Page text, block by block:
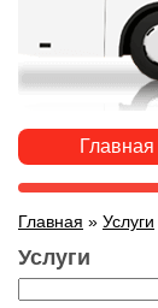
Главная
Главная » Услуги
Услуги